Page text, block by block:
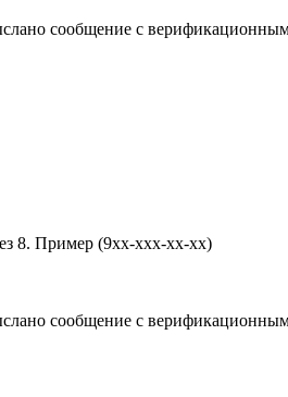
сообщение с
8. Пример (9хх-ххх-хх-хх)
сообщение с